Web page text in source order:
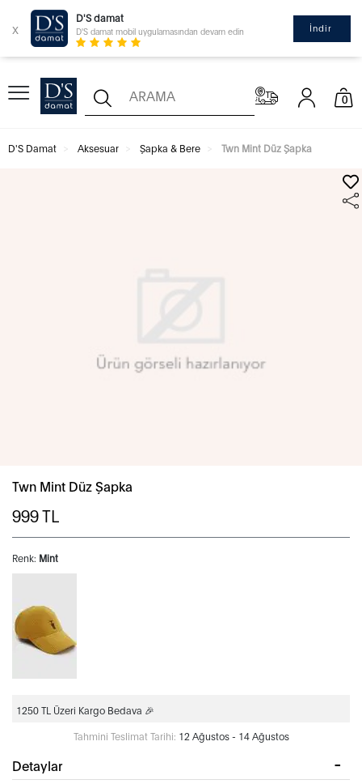
x
D'S damat
D'S damat mobil uygulamasından devam edin İndir
0
D'S Damat Aksesuar Şapka & Bere Twn Mint Düz Şapka
Twn Mint Düz Şapka
999TL
Renk: Mint
1250 TL Üzeri Kargo Bedava 🎉
Tahmini Teslimat Tarihi: 12 Ağustos - 14 Ağustos
Detaylar